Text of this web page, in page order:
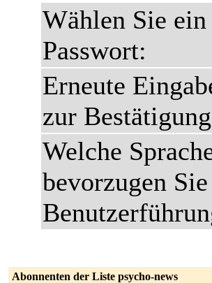
Wählen Sie ein
Passwort:
Erneute
zur
Welche
bevorzugen
Abonnenten der Liste psycho-news